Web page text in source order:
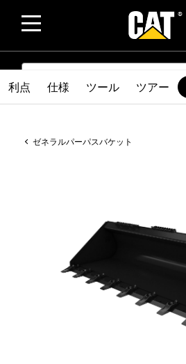
SEARCH
ゼネラルパーパスバケット
利点 仕様 ツール ツアー